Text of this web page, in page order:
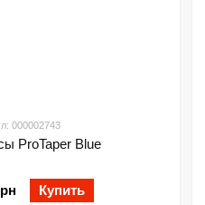
000002743
ProTaper Blue
Купить